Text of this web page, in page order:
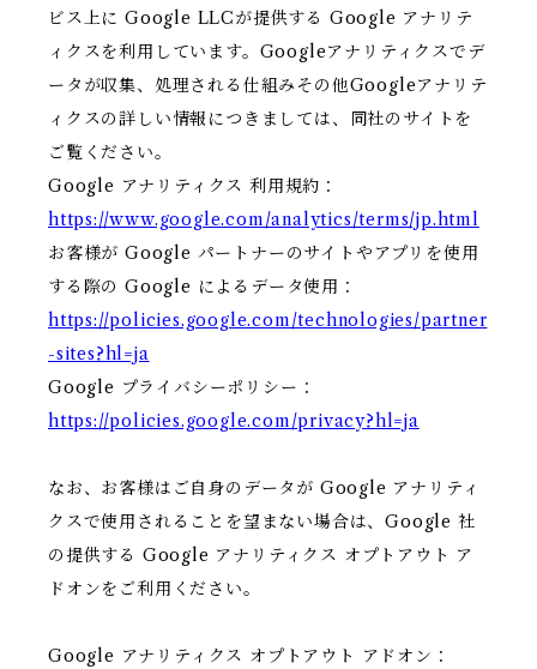
ビス上に Google LLCが提供する Google アナリテ
ィクスを利用しています。Googleアナリティクスでデ
ータが収集、処理される仕組みその他Googleアナリテ
ィクスの詳しい情報につきましては、同社のサイトを
ご覧ください。
Google アナリティクス 利用規約：
https://www.google.com/analytics/terms/jp.html
お客様が Google パートナーのサイトやアプリを使用
する際の Google によるデータ使用：
https://policies.google.com/technologies/partner
-sites?hl=ja
Google プライバシーポリシー：
https://policies.google.com/privacy?hl=ja
なお、お客様はご自身のデータが Google アナリティ
クスで使用されることを望まない場合は、Google 社
の提供する Google アナリティクス オプトアウト ア
ドオンをご利用ください。
Google アナリティクス オプトアウト アドオン：